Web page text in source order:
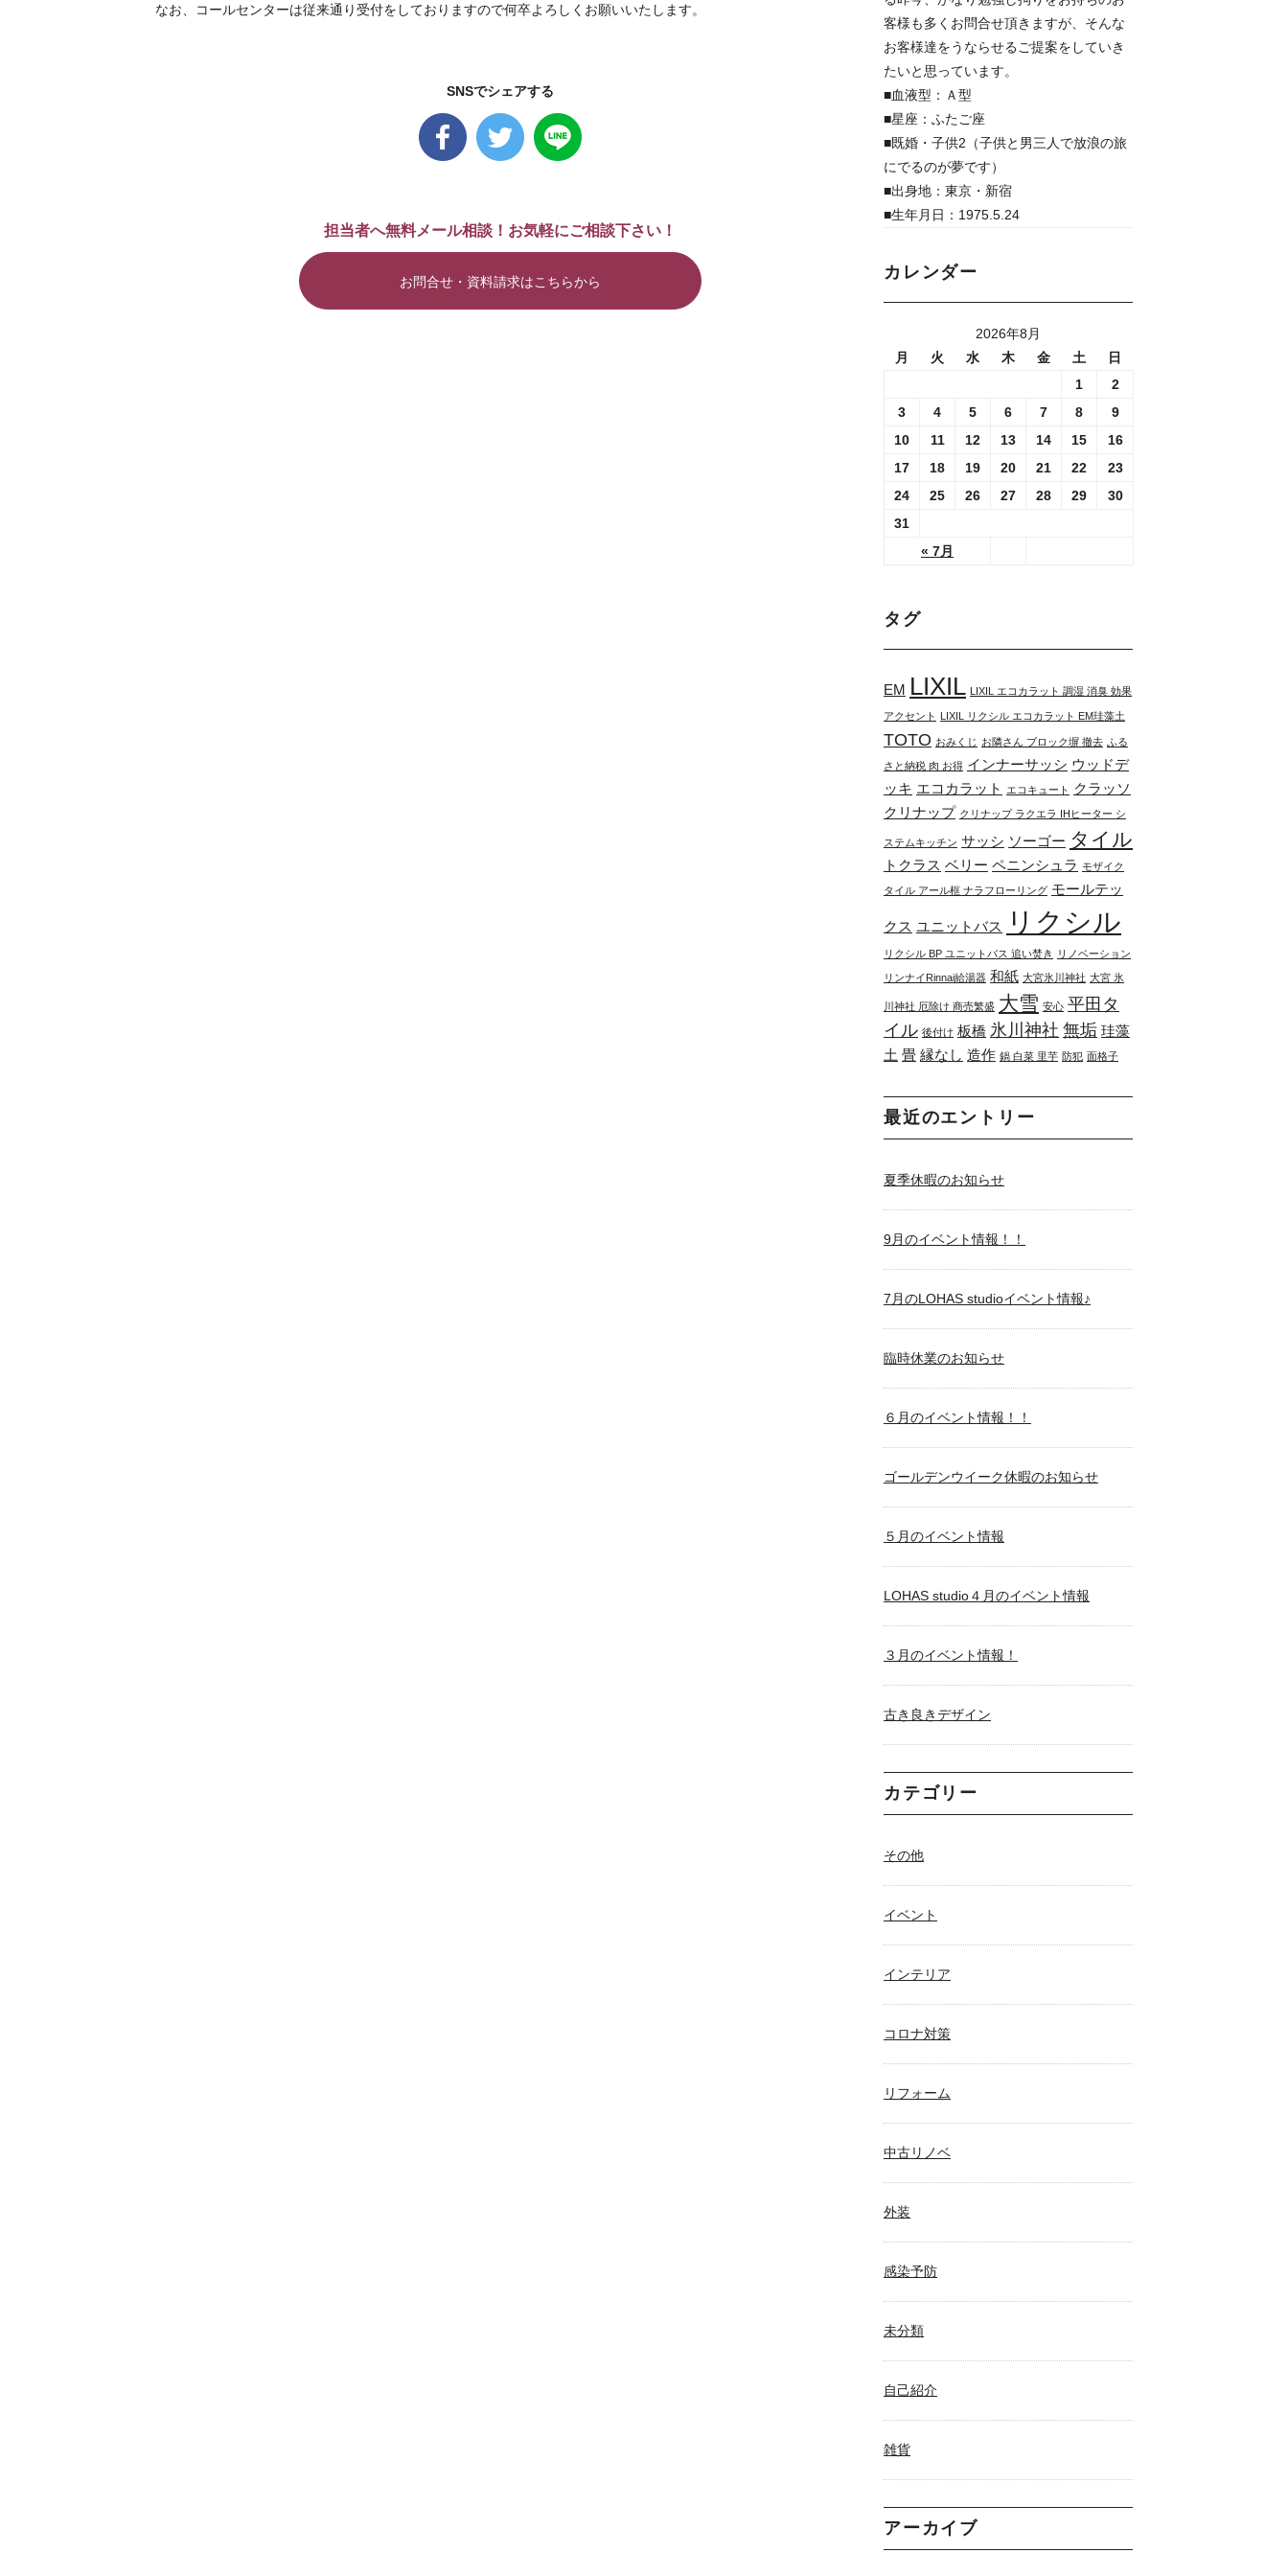
なお、コールセンターは従来通り受付をしておりますので何卒よろしくお願いいたします。
SNSでシェアする
担当者へ無料メール相談！お気軽にご相談下さい！
お問合せ・資料請求はこちらから
客様も多くお問合せ頂きますが、そんな
お客様達をうならせるご提案をしていき
たいと思っています。
■血液型：Ａ型
■星座：ふたご座
■既婚・子供2（子供と男三人で放浪の旅
にでるのが夢です）
■出身地：東京・新宿
■生年月日：1975.5.24
カレンダー
2026年8月
月
火 水 木 金 土 日
« 7月
1
2
3
4 5 6 7 8
9
10
11 12 13 14 15
16
17
18 19 20 21 22
23
24
25 26 27 28 29
30
31
タグ
EM LIXIL LIXIL エコカラット 調湿 消臭 効果
アクセント LIXIL リクシル エコカラット EM珪藻土
TOTO おみくじ お隣さん ブロック塀 撤去 ふる
さと納税 肉 お得 インナーサッシ ウッドデ
ッキ エコカラット エコキュート
クラッソ
クリナップ クリナップ ラクエラ IHヒーター シ
ステムキッチン サッシ ソーゴー タイル
トクラス ベリー ペニンシュラ モザイク
タイル アール框 ナラフローリング モールテッ
クス ユニットバス リクシル
リクシル BP ユニットバス 追い焚き リノベーション
リンナイRinnai給湯器 和紙 大宮氷川神社 大宮 氷
川神社 厄除け 商売繁盛 大雪 安心 平田タ
イル 後付け 板橋 氷川神社 無垢 珪藻
土 畳 縁なし 造作 鍋 白菜 里芋 防犯 面格子
最近のエントリー
夏季休暇のお知らせ
9月のイベント情報！！
7月のLOHAS studioイベント情報♪
臨時休業のお知らせ
６月のイベント情報！！
ゴールデンウイーク休暇のお知らせ
５月のイベント情報
LOHAS studio４月のイベント情報
３月のイベント情報！
古き良きデザイン
カテゴリー
その他
イベント
インテリア
コロナ対策
リフォーム
中古リノベ
外装
感染予防
未分類
自己紹介
雑貨
アーカイブ